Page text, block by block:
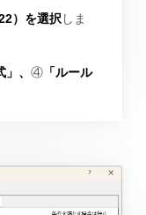
）を選択 しま
、 ④「ルール